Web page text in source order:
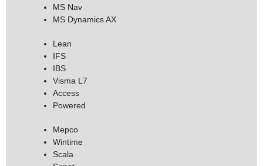
MS Nav
MS Dynamics AX
Lean
IFS
IBS
Visma L7
Access
Powered
Mepco
Wintime
Scala